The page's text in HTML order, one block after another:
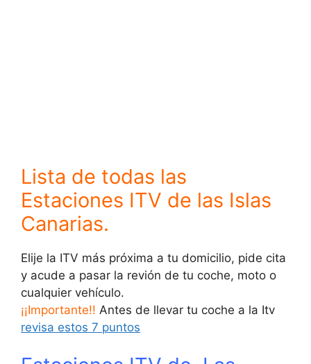
Lista de todas las
Estaciones ITV de las Islas
Canarias.
Elije la ITV más próxima a tu domicilio, pide cita
y acude a pasar la revión de tu coche, moto o
cualquier vehículo.
¡¡Importante!! Antes de llevar tu coche a la Itv
revisa estos 7 puntos